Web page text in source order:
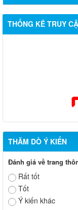
THỐNG KÊ TRUY
THĂM DÒ Ý KIẾN
Đánh giá về trang
Rất tốt
Tốt
Ý kiến khác